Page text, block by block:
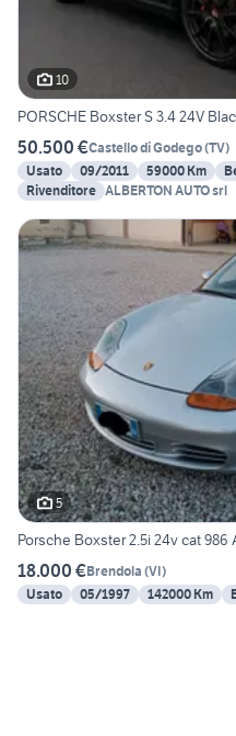
10
PORSCHE Boxster S 3.4 24V
50.500 €Castello di Godego(TV)
Usato
09/2011 59000 Km
Rivenditore ALBERTON AUTO srl
5
Porsche Boxster 2.5i 24v cat 986
18.000 €Brendola (VI)
Usato
05/1997 142000 Km